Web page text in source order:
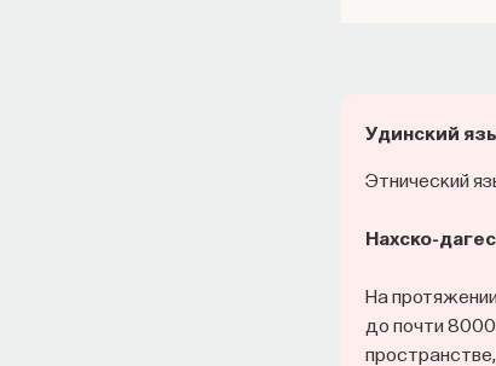
Удинский
Этнический
Нахско-
На
до почти